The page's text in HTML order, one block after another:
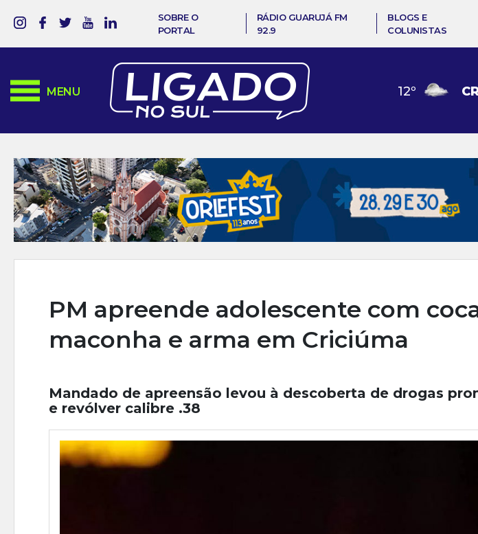
SOBRE O
PORTAL
RÁDIO GUARUJÁ FM
92.9
BLOGS E
COLUNISTAS
MENU 12º
PM apreende adolescente com
maconha e arma em Criciúma
Mandado de apreensão levou à descoberta de drogas
e revólver calibre .38